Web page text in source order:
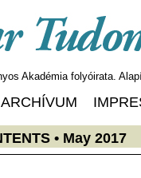
Akadémia folyóirata.
ARCHÍVUM
• May 2017